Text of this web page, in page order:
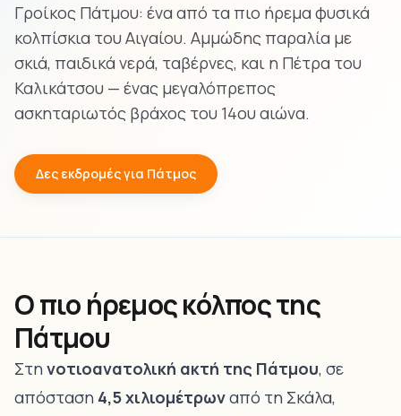
Γροίκος Πάτμου: ένα από τα πιο ήρεμα φυσικά
κολπίσκια του Αιγαίου. Αμμώδης παραλία με
σκιά, παιδικά νερά, ταβέρνες, και η Πέτρα του
Καλικάτσου — ένας μεγαλόπρεπος
ασκηταριωτός βράχος του 14ου αιώνα.
Δες εκδρομές για Πάτμος
Ο πιο ήρεμος κόλπος της
Πάτμου
Στη νοτιοανατολική ακτή της Πάτμου, σε
απόσταση 4,5 χιλιομέτρωναπό τη Σκάλα,